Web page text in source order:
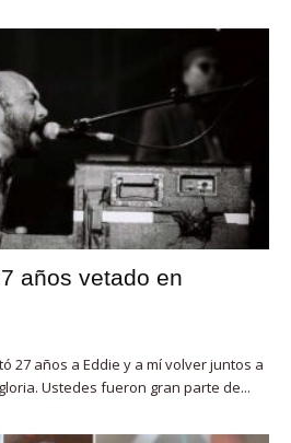
años vetado en
27 años a Eddie y a mí volver juntos a
Ustedes fueron gran parte de...